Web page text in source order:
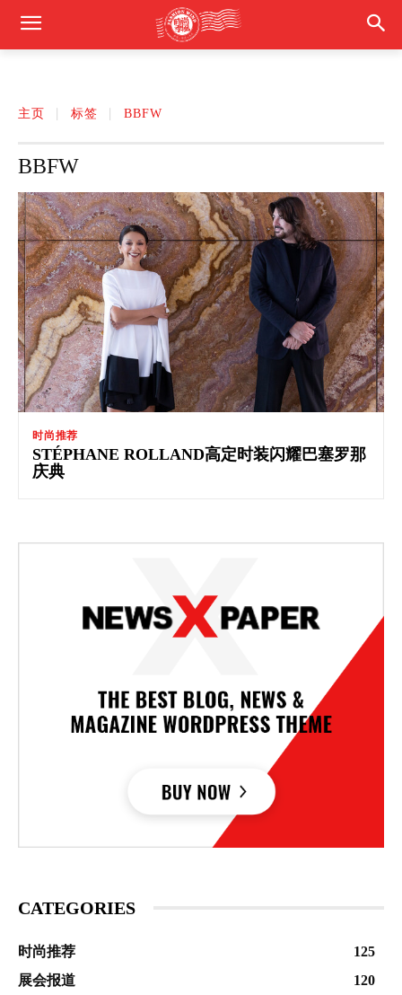
主页 标签 BBFW
BBFW
时尚推荐
STÉPHANE ROLLAND高定时装闪耀巴塞罗那
庆典
CATEGORIES
时尚推荐
125
展会报道
120